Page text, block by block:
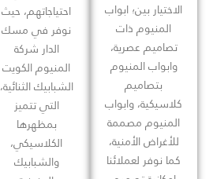
الاختيار بين؛ ابواب
المنيوم ذات
تصاميم عصرية،
وابواب المنيوم
بتصاميم
كلاسيكية، وابواب
المنيوم مصممة
للأغراض الأمنية،
كما نوفر لعملائنا
احتياجاتهم، حيث
نوفر في مسك
الدار شركة
المنيوم الكويت
الشبابيك الثنائية،
التي تتميز
بمظهرها
الكلاسيكي،
والشبابيك